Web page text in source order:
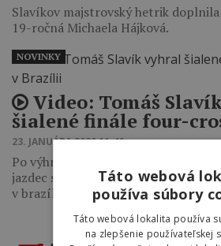
Slavíkov majstrovský hetrik
19-ročná Michaela Hájková.
Video: Tomáš
šialené finále four-
23. JANUÁRA 2020 11:46
Po výhre Urban Downhillu v
jazdec svoju skvelú formu aj na
v brazílskom Sao…
NOVINKY
Táto webová
používa súbory
Táto webová lokalita používa
na zlepšenie používateľskej